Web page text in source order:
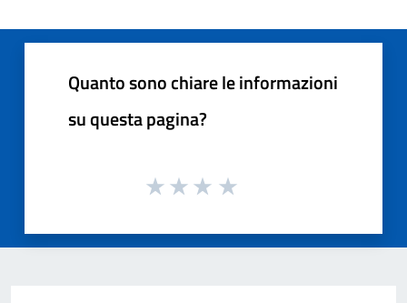
Quanto sono chiare le informazioni
su questa pagina?